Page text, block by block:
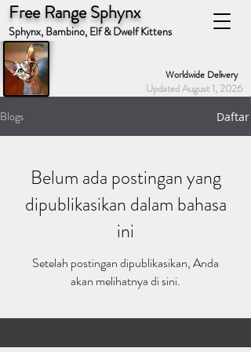
Free Range Sphynx
Worldwide Delivery
Sphynx, Bambino, Elf & Dwelf Kittens
Updated August 1, 2026
Blogs Daftar
Belum ada postingan yang
dipublikasikan dalam bahasa
ini
Setelah postingan dipublikasikan, Anda
akan melihatnya di sini.